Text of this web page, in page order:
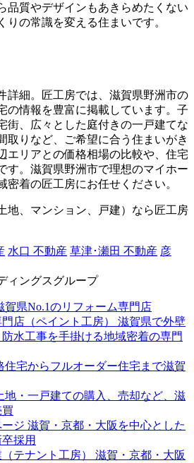
品質やデザインもあきらめたくない
りの常識を変える住まいです。
詳細。匠工房では、滋賀県野洲市の
の情報を豊富に掲載しています。子
街、広々とした庭付きの一戸建てな
取りなど、ご希望に合う住まいがき
エリアとの価格相場の比較や、住宅
す。滋賀県野洲市で理想のマイホー
密着の匠工房にお任せください。
地、マンション、戸建）なら匠工房
水口 不動産 草津･瀬田 不動産 彦
ィングスグループ
賀県No.1のリフォーム専門店
店（ペイント工房）
滋賀県で外壁
水工事を手掛ける地域密着の専門
住宅からフルオーダー住宅まで滋賀
地・一戸建ての購入、売却など、滋
ジ 滋賀・京都・大阪を中心とした
採用
テナント工房）
滋賀・京都・大阪